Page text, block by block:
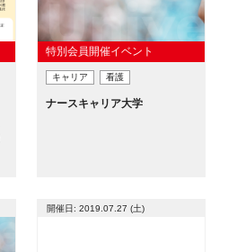
特別会員開催イベント
キャリア 看護
ナースキャリア大学
開催日: 2019.07.27 (土)